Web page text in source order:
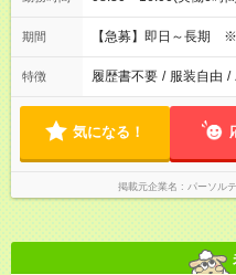
期間 【急募】即日～長期
特徴 履歴書不要 / 服装自由 /
気になる！
掲載元企業名 パーソル